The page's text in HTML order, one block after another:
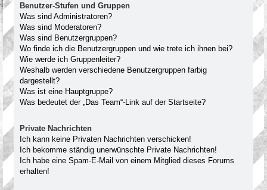
Benutzer-Stufen und Gruppen
Was sind Administratoren?
Was sind Moderatoren?
Was sind Benutzergruppen?
Wo finde ich die Benutzergruppen und wie trete ich ihnen bei?
Wie werde ich Gruppenleiter?
Weshalb werden verschiedene Benutzergruppen farbig
dargestellt?
Was ist eine Hauptgruppe?
Was bedeutet der „Das Team“-Link auf der Startseite?
Private Nachrichten
Ich kann keine Privaten Nachrichten verschicken!
Ich bekomme ständig unerwünschte Private Nachrichten!
Ich habe eine Spam-E-Mail von einem Mitglied dieses Forums
erhalten!